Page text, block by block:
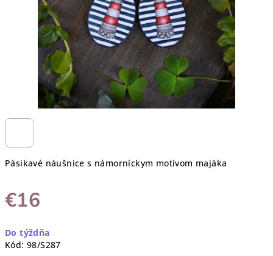
Pásikavé náušnice s námorníckym motívom majáka
€16
cena:
Do týždňa
Kód: 98/S287